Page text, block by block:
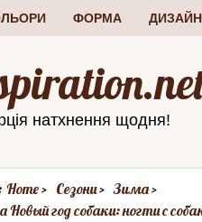
ФОРМА
натхнення щодня!
Home Сезони
Зима
Новый год собаки: ногти с